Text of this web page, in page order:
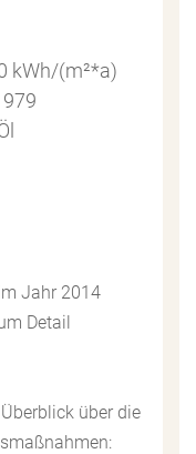
kWh/(m²*a)
Jahr 2014
Detail
über die